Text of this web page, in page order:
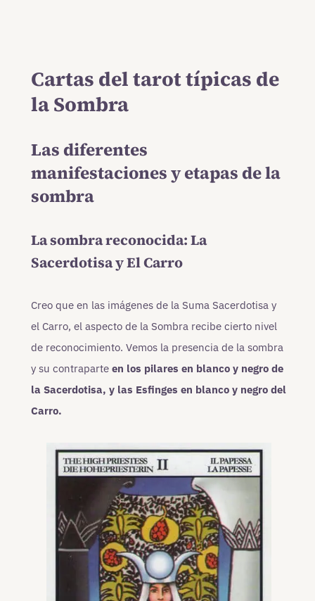
Cartas del tarot típicas de
la Sombra
Las diferentes
manifestaciones y etapas de la
sombra
La sombra reconocida: La
Sacerdotisa y El Carro
Creo que en las imágenes de la Suma Sacerdotisa y
el Carro, el aspecto de la Sombra recibe cierto nivel
de reconocimiento. Vemos la presencia de la sombra
y su contraparte en los pilares en blanco y negro de
la Sacerdotisa, y las Esfinges en blanco y negro del
Carro.